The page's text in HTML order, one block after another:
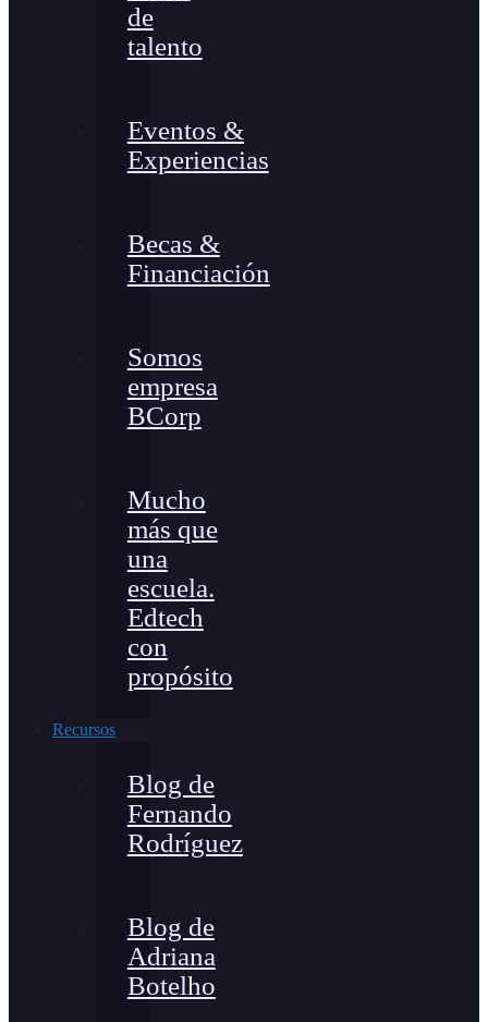
de
talento
Eventos &
Experiencias
Becas &
Financiación
Somos
empresa
BCorp
Mucho
más que
una
escuela.
Edtech
con
propósito
Recursos
Blog de
Fernando
Rodríguez
Blog de
Adriana
Botelho